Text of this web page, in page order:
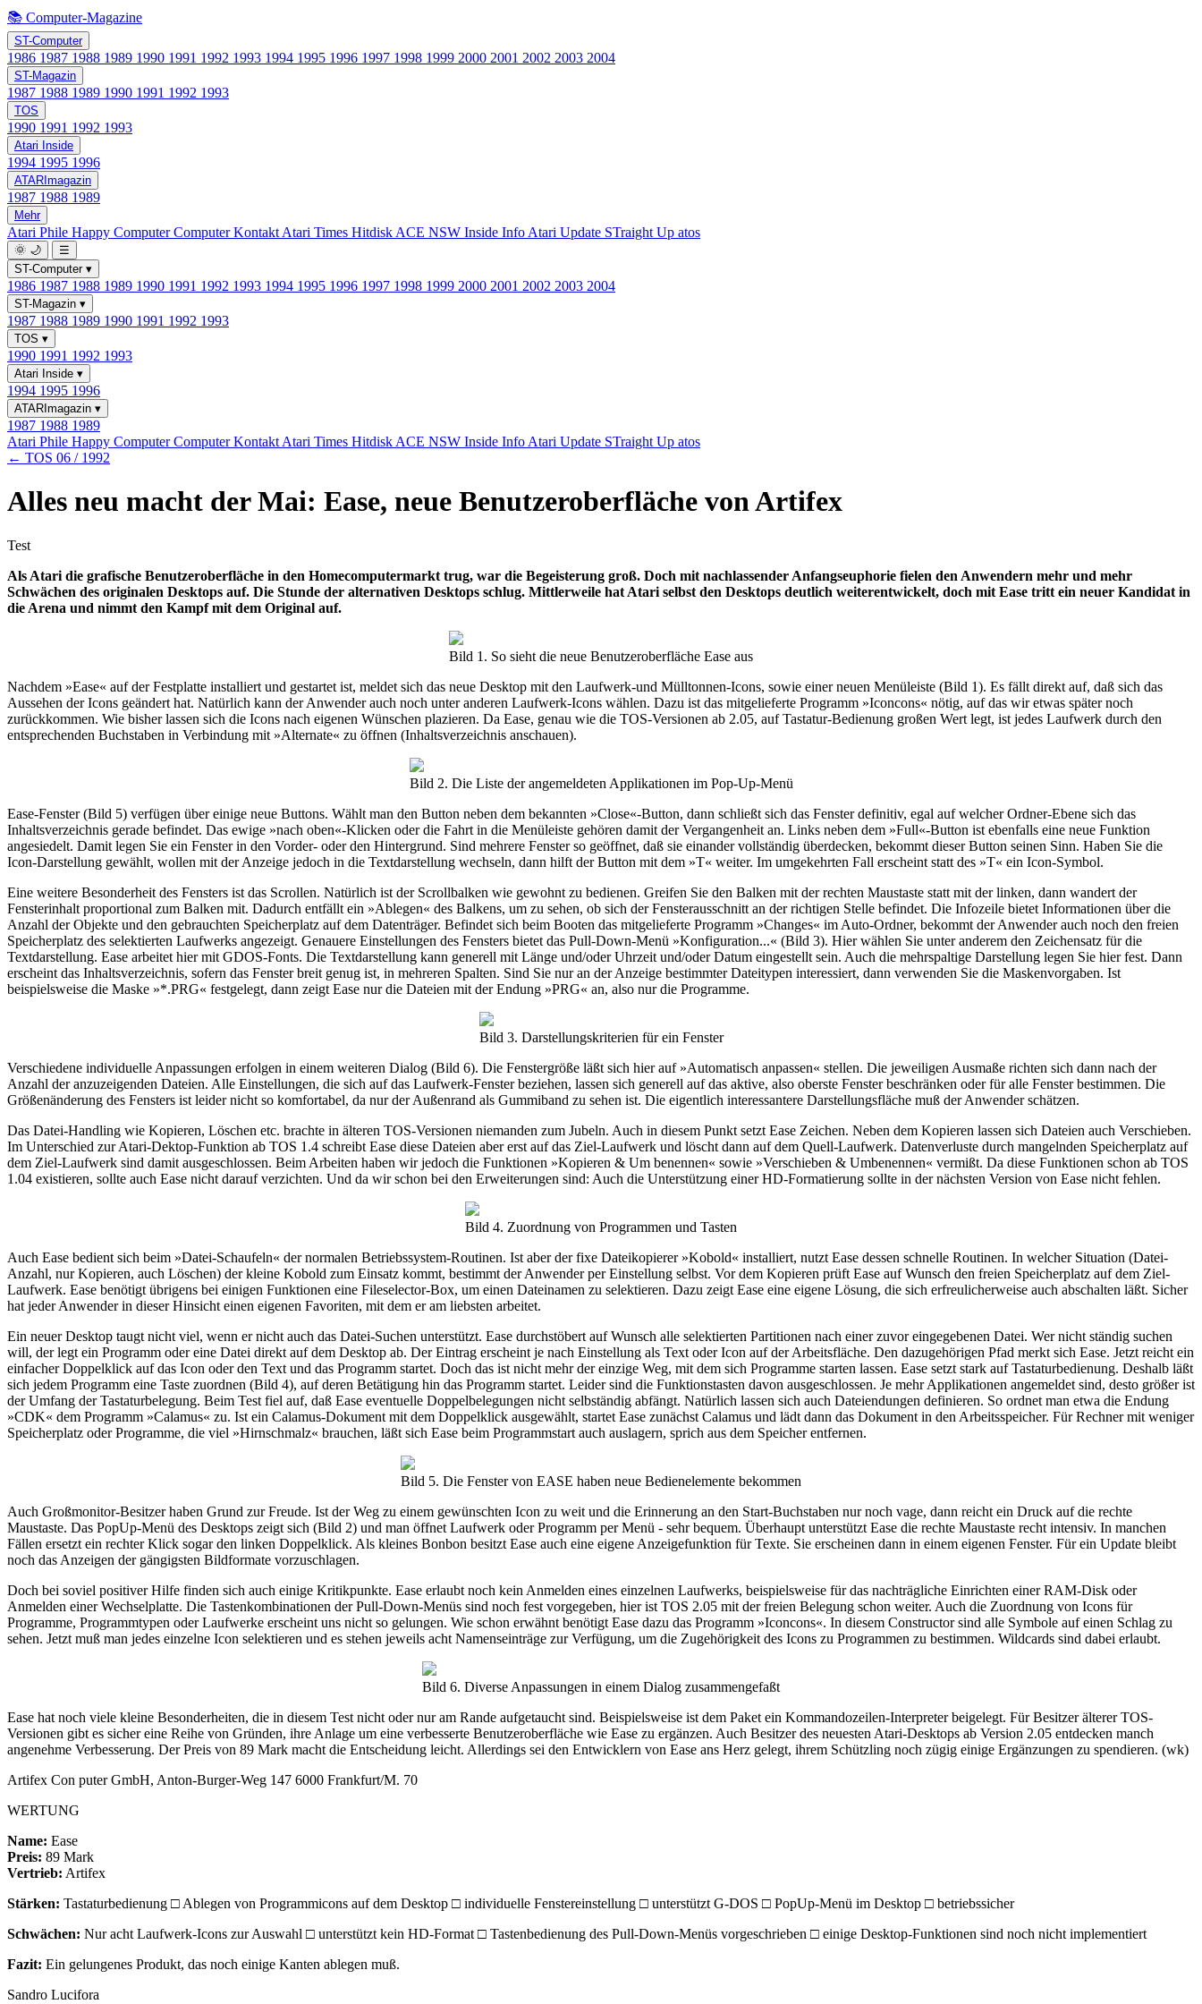
📚 Computer-Magazine
ST-Computer
1986 1987 1988 1989 1990 1991 1992 1993 1994 1995 1996 1997 1998 1999 2000 2001 2002 2003 2004
ST-Magazin
1987 1988 1989 1990 1991 1992 1993
TOS
1990 1991 1992 1993
Atari Inside
1994 1995 1996
ATARImagazin
1987 1988 1989
Mehr
Atari Phile Happy ComputerComputer Kontakt Atari Times Hitdisk ACE NSW Inside Info Atari Update STraight Up atos
🌞 🌙
☰
ST-Computer ▾
1986 1987 1988 1989 1990 1991 1992 1993 1994 1995 1996 1997 1998 1999 2000 2001 2002 2003 2004
ST-Magazin ▾
1987 1988 1989 1990 1991 1992 1993
TOS ▾
1990 1991 1992 1993
Atari Inside ▾
1994 1995 1996
ATARImagazin ▾
1987 1988 1989
Atari Phile Happy ComputerComputer Kontakt Atari Times Hitdisk ACE NSW Inside Info Atari Update STraight Up atos
← TOS 06 / 1992
Alles neu macht der Mai: Ease, neue Benutzeroberfläche von Artifex
Test
Als Atari die grafische Benutzeroberfläche in den Homecomputermarkt trug, war die Begeisterung groß. Doch mit nachlassender Anfangseuphorie fielen den Anwendern mehr und mehr
Schwächen des originalen Desktops auf. Die Stunde der alternativen Desktops schlug. Mittlerweile hat Atari selbst den Desktops deutlich weiterentwickelt, doch mit Ease tritt ein neuer Kandidat in
die Arena und nimmt den Kampf mit dem Original auf.
Bild 1. So sieht die neue Benutzeroberfläche Ease aus
Nachdem »Ease« auf der Festplatte installiert und gestartet ist, meldet sich das neue Desktop mit den Laufwerk-und Mülltonnen-Icons, sowie einer neuen Menüleiste (Bild 1). Es fällt direkt auf, daß sich das
Aussehen der Icons geändert hat. Natürlich kann der Anwender auch noch unter anderen Laufwerk-Icons wählen. Dazu ist das mitgelieferte Programm »Iconcons« nötig, auf das wir etwas später noch
zurückkommen. Wie bisher lassen sich die Icons nach eigenen Wünschen plazieren. Da Ease, genau wie die TOS-Versionen ab 2.05, auf Tastatur-Bedienung großen Wert legt, ist jedes Laufwerk durch den
entsprechenden Buchstaben in Verbindung mit »Alternate« zu öffnen (Inhaltsverzeichnis anschauen).
Bild 2. Die Liste der angemeldeten Applikationen im Pop-Up-Menü
Ease-Fenster (Bild 5) verfügen über einige neue Buttons. Wählt man den Button neben dem bekannten »Close«-Button, dann schließt sich das Fenster definitiv, egal auf welcher Ordner-Ebene sich das
Inhaltsverzeichnis gerade befindet. Das ewige »nach oben«-Klicken oder die Fahrt in die Menüleiste gehören damit der Vergangenheit an. Links neben dem »Full«-Button ist ebenfalls eine neue Funktion
angesiedelt. Damit legen Sie ein Fenster in den Vorder- oder den Hintergrund. Sind mehrere Fenster so geöffnet, daß sie einander vollständig überdecken, bekommt dieser Button seinen Sinn. Haben Sie die
Icon-Darstellung gewählt, wollen mit der Anzeige jedoch in die Textdarstellung wechseln, dann hilft der Button mit dem »T« weiter. Im umgekehrten Fall erscheint statt des »T« ein Icon-Symbol.
Eine weitere Besonderheit des Fensters ist das Scrollen. Natürlich ist der Scrollbalken wie gewohnt zu bedienen. Greifen Sie den Balken mit der rechten Maustaste statt mit der linken, dann wandert der
Fensterinhalt proportional zum Balken mit. Dadurch entfällt ein »Ablegen« des Balkens, um zu sehen, ob sich der Fensterausschnitt an der richtigen Stelle befindet. Die Infozeile bietet Informationen über die
Anzahl der Objekte und den gebrauchten Speicherplatz auf dem Datenträger. Befindet sich beim Booten das mitgelieferte Programm »Changes« im Auto-Ordner, bekommt der Anwender auch noch den freien
Speicherplatz des selektierten Laufwerks angezeigt. Genauere Einstellungen des Fensters bietet das Pull-Down-Menü »Konfiguration...« (Bild 3). Hier wählen Sie unter anderem den Zeichensatz für die
Textdarstellung. Ease arbeitet hier mit GDOS-Fonts. Die Textdarstellung kann generell mit Länge und/oder Uhrzeit und/oder Datum eingestellt sein. Auch die mehrspaltige Darstellung legen Sie hier fest. Dann
erscheint das Inhaltsverzeichnis, sofern das Fenster breit genug ist, in mehreren Spalten. Sind Sie nur an der Anzeige bestimmter Dateitypen interessiert, dann verwenden Sie die Maskenvorgaben. Ist
beispielsweise die Maske »*.PRG« festgelegt, dann zeigt Ease nur die Dateien mit der Endung »PRG« an, also nur die Programme.
Bild 3. Darstellungskriterien für ein Fenster
Verschiedene individuelle Anpassungen erfolgen in einem weiteren Dialog (Bild 6). Die Fenstergröße läßt sich hier auf »Automatisch anpassen« stellen. Die jeweiligen Ausmaße richten sich dann nach der
Anzahl der anzuzeigenden Dateien. Alle Einstellungen, die sich auf das Laufwerk-Fenster beziehen, lassen sich generell auf das aktive, also oberste Fenster beschränken oder für alle Fenster bestimmen. Die
Größenänderung des Fensters ist leider nicht so komfortabel, da nur der Außenrand als Gummiband zu sehen ist. Die eigentlich interessantere Darstellungsfläche muß der Anwender schätzen.
Das Datei-Handling wie Kopieren, Löschen etc. brachte in älteren TOS-Versionen niemanden zum Jubeln. Auch in diesem Punkt setzt Ease Zeichen. Neben dem Kopieren lassen sich Dateien auch Verschieben.
Im Unterschied zur Atari-Dektop-Funktion ab TOS 1.4 schreibt Ease diese Dateien aber erst auf das Ziel-Laufwerk und löscht dann auf dem Quell-Laufwerk. Datenverluste durch mangelnden Speicherplatz auf
dem Ziel-Laufwerk sind damit ausgeschlossen. Beim Arbeiten haben wir jedoch die Funktionen »Kopieren & Um benennen« sowie »Verschieben & Umbenennen« vermißt. Da diese Funktionen schon ab TOS
1.04 existieren, sollte auch Ease nicht darauf verzichten. Und da wir schon bei den Erweiterungen sind: Auch die Unterstützung einer HD-Formatierung sollte in der nächsten Version von Ease nicht fehlen.
Bild 4. Zuordnung von Programmen und Tasten
Auch Ease bedient sich beim »Datei-Schaufeln« der normalen Betriebssystem-Routinen. Ist aber der fixe Dateikopierer »Kobold« installiert, nutzt Ease dessen schnelle Routinen. In welcher Situation (Datei-
Anzahl, nur Kopieren, auch Löschen) der kleine Kobold zum Einsatz kommt, bestimmt der Anwender per Einstellung selbst. Vor dem Kopieren prüft Ease auf Wunsch den freien Speicherplatz auf dem Ziel-
Laufwerk. Ease benötigt übrigens bei einigen Funktionen eine Fileselector-Box, um einen Dateinamen zu selektieren. Dazu zeigt Ease eine eigene Lösung, die sich erfreulicherweise auch abschalten läßt. Sicher
hat jeder Anwender in dieser Hinsicht einen eigenen Favoriten, mit dem er am liebsten arbeitet.
Ein neuer Desktop taugt nicht viel, wenn er nicht auch das Datei-Suchen unterstützt. Ease durchstöbert auf Wunsch alle selektierten Partitionen nach einer zuvor eingegebenen Datei. Wer nicht ständig suchen
will, der legt ein Programm oder eine Datei direkt auf dem Desktop ab. Der Eintrag erscheint je nach Einstellung als Text oder Icon auf der Arbeitsfläche. Den dazugehörigen Pfad merkt sich Ease. Jetzt reicht ein
einfacher Doppelklick auf das Icon oder den Text und das Programm startet. Doch das ist nicht mehr der einzige Weg, mit dem sich Programme starten lassen. Ease setzt stark auf Tastaturbedienung. Deshalb läßt
sich jedem Programm eine Taste zuordnen (Bild 4), auf deren Betätigung hin das Programm startet. Leider sind die Funktionstasten davon ausgeschlossen. Je mehr Applikationen angemeldet sind, desto größer ist
der Umfang der Tastaturbelegung. Beim Test fiel auf, daß Ease eventuelle Doppelbelegungen nicht selbständig abfängt. Natürlich lassen sich auch Dateiendungen definieren. So ordnet man etwa die Endung
»CDK« dem Programm »Calamus« zu. Ist ein Calamus-Dokument mit dem Doppelklick ausgewählt, startet Ease zunächst Calamus und lädt dann das Dokument in den Arbeitsspeicher. Für Rechner mit weniger
Speicherplatz oder Programme, die viel »Hirnschmalz« brauchen, läßt sich Ease beim Programmstart auch auslagern, sprich aus dem Speicher entfernen.
Bild 5. Die Fenster von EASE haben neue Bedienelemente bekommen
Auch Großmonitor-Besitzer haben Grund zur Freude. Ist der Weg zu einem gewünschten Icon zu weit und die Erinnerung an den Start-Buchstaben nur noch vage, dann reicht ein Druck auf die rechte
Maustaste. Das PopUp-Menü des Desktops zeigt sich (Bild 2) und man öffnet Laufwerk oder Programm per Menü - sehr bequem. Überhaupt unterstützt Ease die rechte Maustaste recht intensiv. In manchen
Fällen ersetzt ein rechter Klick sogar den linken Doppelklick. Als kleines Bonbon besitzt Ease auch eine eigene Anzeigefunktion für Texte. Sie erscheinen dann in einem eigenen Fenster. Für ein Update bleibt
noch das Anzeigen der gängigsten Bildformate vorzuschlagen.
Doch bei soviel positiver Hilfe finden sich auch einige Kritikpunkte. Ease erlaubt noch kein Anmelden eines einzelnen Laufwerks, beispielsweise für das nachträgliche Einrichten einer RAM-Disk oder
Anmelden einer Wechselplatte. Die Tastenkombinationen der Pull-Down-Menüs sind noch fest vorgegeben, hier ist TOS 2.05 mit der freien Belegung schon weiter. Auch die Zuordnung von Icons für
Programme, Programmtypen oder Laufwerke erscheint uns nicht so gelungen. Wie schon erwähnt benötigt Ease dazu das Programm »Iconcons«. In diesem Constructor sind alle Symbole auf einen Schlag zu
sehen. Jetzt muß man jedes einzelne Icon selektieren und es stehen jeweils acht Namenseinträge zur Verfügung, um die Zugehörigkeit des Icons zu Programmen zu bestimmen. Wildcards sind dabei erlaubt.
Bild 6. Diverse Anpassungen in einem Dialog zusammengefaßt
Ease hat noch viele kleine Besonderheiten, die in diesem Test nicht oder nur am Rande aufgetaucht sind. Beispielsweise ist dem Paket ein Kommandozeilen-Interpreter beigelegt. Für Besitzer älterer TOS-
Versionen gibt es sicher eine Reihe von Gründen, ihre Anlage um eine verbesserte Benutzeroberfläche wie Ease zu ergänzen. Auch Besitzer des neuesten Atari-Desktops ab Version 2.05 entdecken manch
angenehme Verbesserung. Der Preis von 89 Mark macht die Entscheidung leicht. Allerdings sei den Entwicklern von Ease ans Herz gelegt, ihrem Schützling noch zügig einige Ergänzungen zu spendieren. (wk)
Artifex Con puter GmbH, Anton-Burger-Weg 147 6000 Frankfurt/M. 70
WERTUNG
Name: Ease
Preis: 89 Mark
Vertrieb: Artifex
Stärken: Tastaturbedienung □ Ablegen von Programmicons auf dem Desktop □ individuelle Fenstereinstellung □ unterstützt G-DOS □ PopUp-Menü im Desktop □ betriebssicher
Schwächen: Nur acht Laufwerk-Icons zur Auswahl □ unterstützt kein HD-Format □ Tastenbedienung des Pull-Down-Menüs vorgeschrieben □ einige Desktop-Funktionen sind noch nicht implementiert
Fazit: Ein gelungenes Produkt, das noch einige Kanten ablegen muß.
Sandro Lucifora